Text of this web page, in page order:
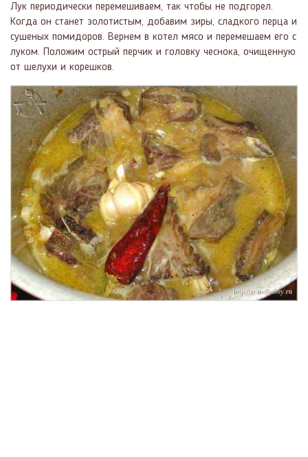
Лук периодически перемешиваем, так чтобы не подгорел.
Когда он станет золотистым, добавим зиры, сладкого перца и
сушеных помидоров. Вернем в котел мясо и перемешаем его с
луком. Положим острый перчик и головку чеснока, очищенную
от шелухи и корешков.